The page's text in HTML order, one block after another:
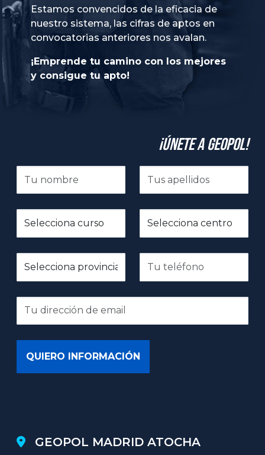
Estamos convencidos de la eficacia de
nuestro sistema, las cifras de aptos en
convocatorias anteriores nos avalan.
¡Emprende tu camino con los mejores
y consigue tu apto!
¡Únete a GeoPol!
GEOPOL MADRID ATOCHA